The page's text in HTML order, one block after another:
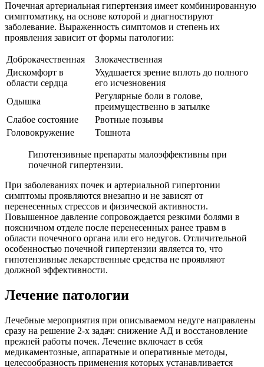
Почечная артериальная гипертензия имеет комбинированную
симптоматику, на основе которой и диагностируют
заболевание. Выраженность симптомов и степень их
проявления зависит от формы патологии:
Доброкачественная
Злокачественная
Дискомфорт в
области сердца
Ухудшается зрение вплоть до полного
его исчезновения
Одышка
Регулярные боли в голове,
преимущественно в затылке
Слабое состояние
Рвотные позывы
Головокружение
Тошнота
Гипотензивные препараты малоэффективны при
почечной гипертензии.
При заболеваниях почек и артериальной гипертонии
симптомы проявляются внезапно и не зависят от
перенесенных стрессов и физической активности.
Повышенное давление сопровождается резкими болями в
поясничном отделе после перенесенных ранее травм в
области почечного органа или его недугов. Отличительной
особенностью почечной гипертензии является то, что
гипотензивные лекарственные средства не проявляют
должной эффективности.
Лечение патологии
Лечебные мероприятия при описываемом недуге направлены
сразу на решение 2-х задач: снижение АД и восстановление
прежней работы почек. Лечение включает в себя
медикаментозные, аппаратные и оперативные методы,
целесообразность применения которых устанавливается